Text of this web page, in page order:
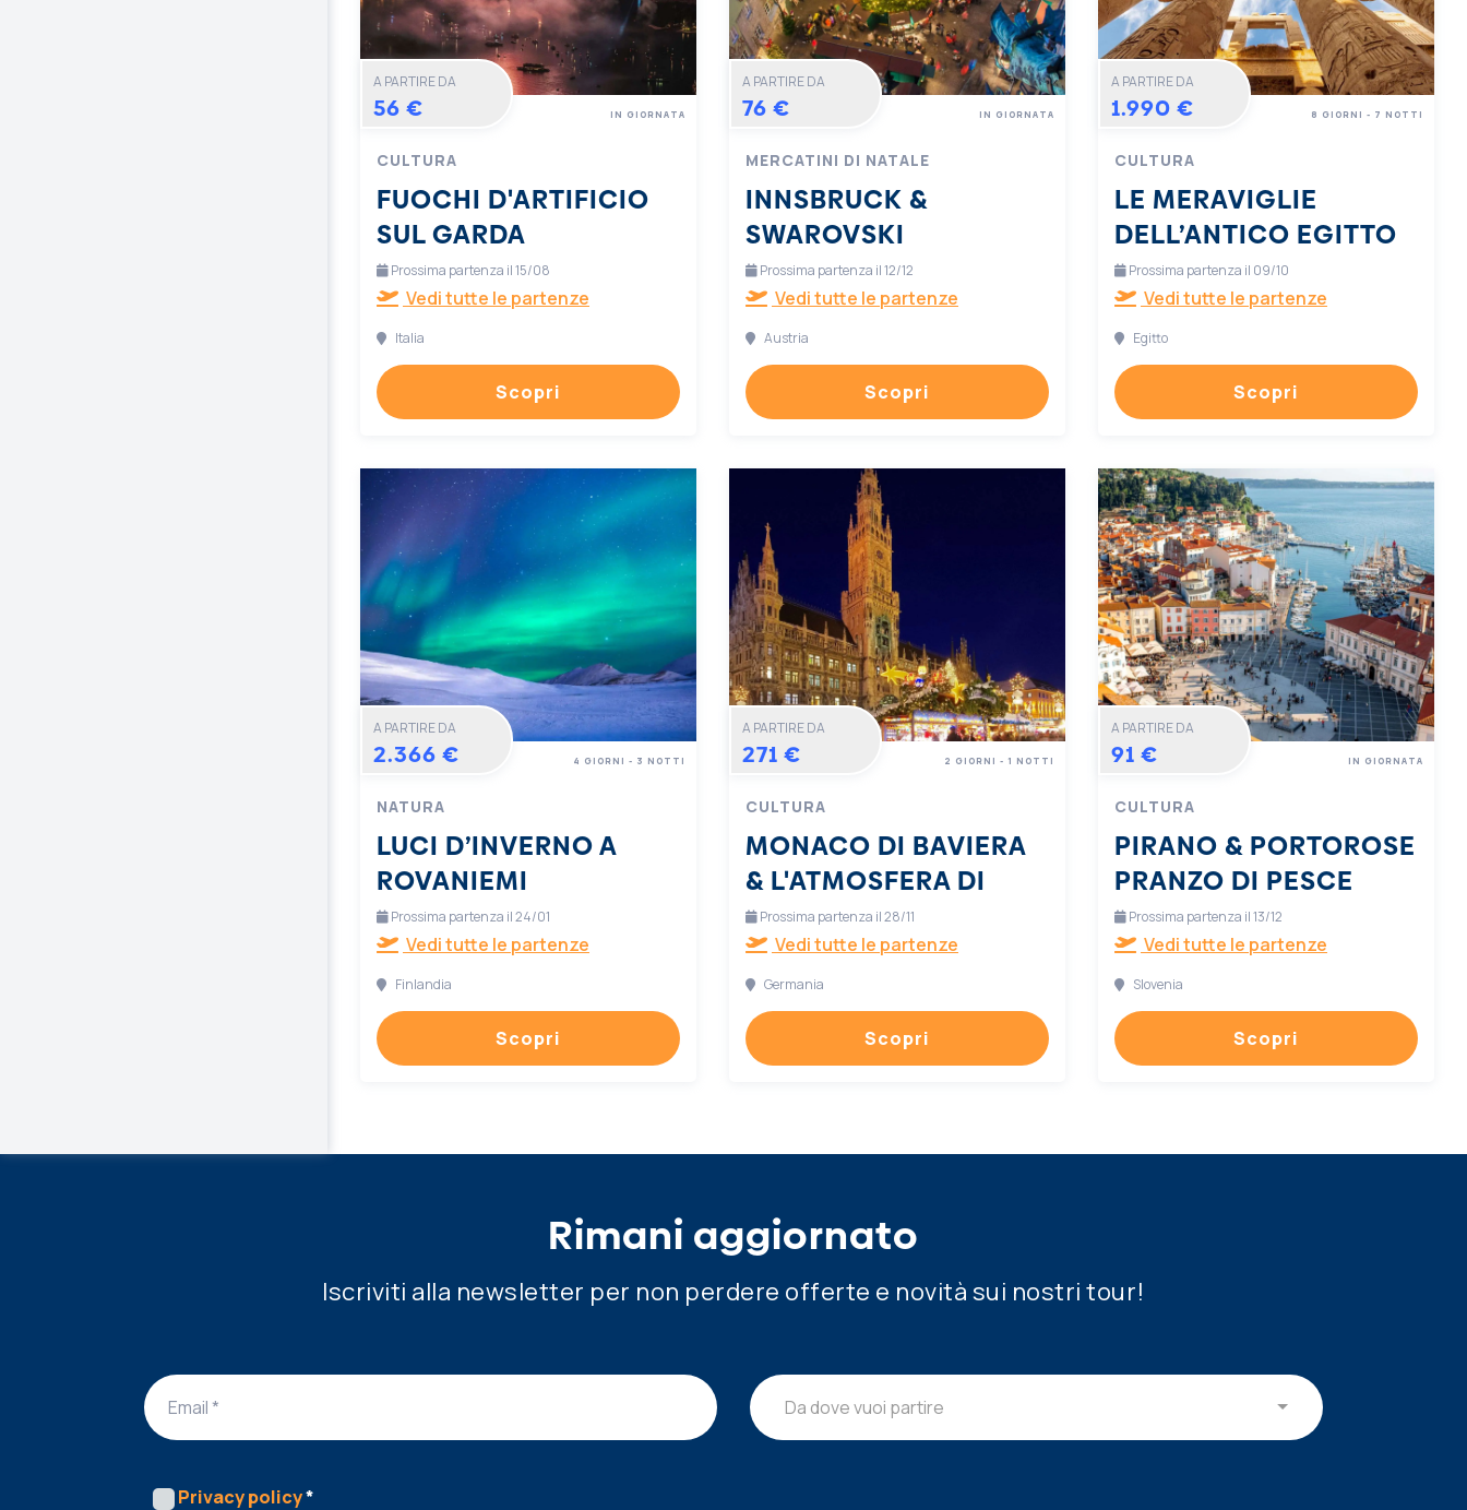
A PARTIRE DA
56 €
CULTURA
FUOCHI D'ARTIFICIO
SUL GARDA
IN GIORNATA
Prossima partenza il 15/08
Vedi tutte le partenze
Italia
Scopri
A PARTIRE DA
76 €
MERCATINI DI NATALE
INNSBRUCK &
SWAROVSKI
IN GIORNATA
Prossima partenza il 12/12
Vedi tutte le partenze
Austria
Scopri
A PARTIRE DA
1.990 €
CULTURA
LE MERAVIGLIE
DELL’ANTICO EGITTO
8 GIORNI - 7 NOTTI
Prossima partenza il 09/10
Vedi tutte le partenze
Egitto
Scopri
A PARTIRE DA
2.366 €
NATURA
LUCI D’INVERNO A
ROVANIEMI
4 GIORNI - 3 NOTTI
Prossima partenza il 24/01
Vedi tutte le partenze
Finlandia
Scopri
A PARTIRE DA
271 €
CULTURA
MONACO DI BAVIERA
& L'ATMOSFERA DI
NATALE
2 GIORNI - 1 NOTTI
Prossima partenza il 28/11
Vedi tutte le partenze
Germania
Scopri
A PARTIRE DA
91 €
CULTURA
PIRANO & PORTOROSE
PRANZO DI PESCE
IN GIORNATA
Prossima partenza il 13/12
Vedi tutte le partenze
Slovenia
Scopri
Rimani aggiornato
Iscriviti alla newsletter per non perdere offerte e novità sui nostri tour!
Da dove vuoi partire
Privacy policy*